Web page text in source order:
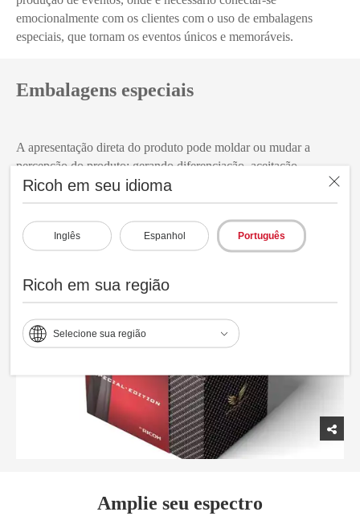
Ricoh em seu idioma
Inglês Espanhol Português
Ricoh em sua região
Selecione sua região
emocionalmente com os clientes com o uso de embalagens
especiais, que tornam os eventos únicos e memoráveis.
Embalagens especiais
A apresentação direta do produto pode moldar ou mudar a
percepção do produto; gerando diferenciação, aceitação,
lealdade e sucesso. A impressão digital oferece a oportunidade
de projetar embalagens exclusivas para as necessidades de cada
consumidor.
Amplie seu espectro